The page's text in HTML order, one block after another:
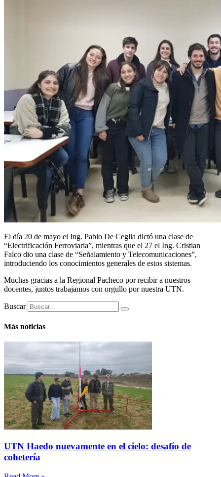
El día 20 de mayo el Ing. Pablo De Ceglia dictó una clase de
“Electrificación Ferroviaria”, mientras que el 27 el Ing. Cristian
Falco dio una clase de “Señalamiento y Telecomunicaciones”,
introduciendo los conocimientos generales de estos sistemas.
Muchas gracias a la Regional Pacheco por recibir a nuestros
docentes, juntos trabajamos con orgullo por nuestra UTN.
Buscar
Más noticias
UTN Haedo nuevamente en el cielo: desafío de
cohetería